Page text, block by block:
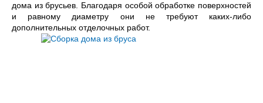
дома из брусьев. Благодаря особой обработке поверхностей
и равному диаметру они не требуют каких-либо
дополнительных отделочных работ.